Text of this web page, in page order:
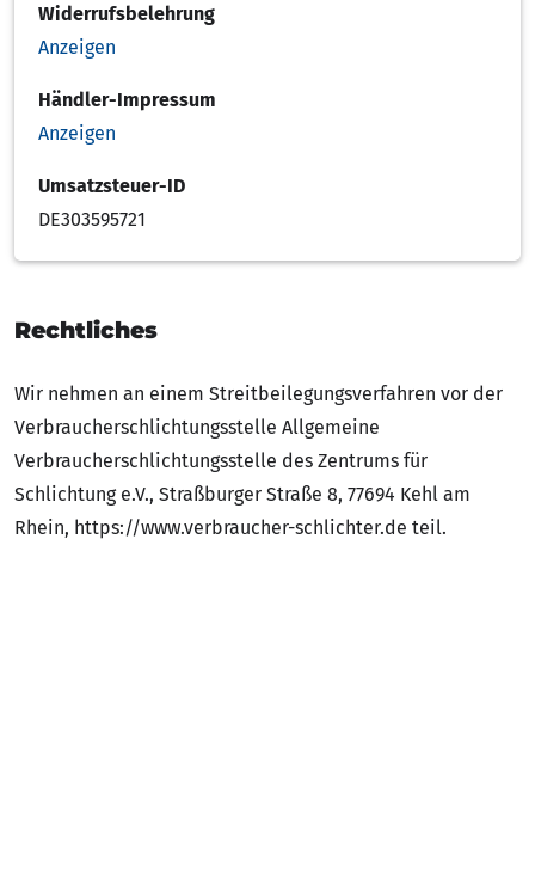
Widerrufsbelehrung
Anzeigen
Händler-Impressum
Anzeigen
Umsatzsteuer-ID
DE303595721
Rechtliches
Wir nehmen an einem Streitbeilegungsverfahren vor der
Verbraucherschlichtungsstelle Allgemeine
Verbraucherschlichtungsstelle des Zentrums für
Schlichtung e.V., Straßburger Straße 8, 77694 Kehl am
Rhein, https://www.verbraucher-schlichter.de teil.